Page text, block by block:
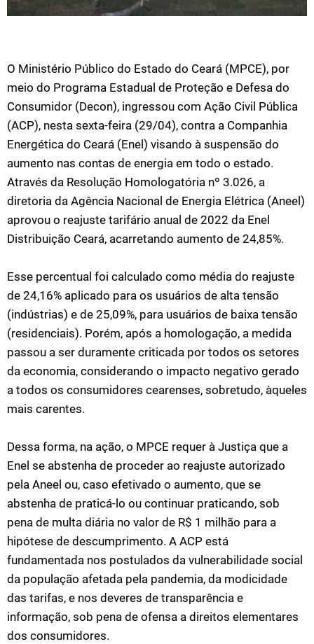
O Ministério Público do Estado do Ceará (MPCE), por
meio do Programa Estadual de Proteção e Defesa do
Consumidor (Decon), ingressou com Ação Civil Pública
(ACP), nesta sexta-feira (29/04), contra a Companhia
Energética do Ceará (Enel) visando à suspensão do
aumento nas contas de energia em todo o estado.
Através da Resolução Homologatória nº 3.026, a
diretoria da Agência Nacional de Energia Elétrica (Aneel)
aprovou o reajuste tarifário anual de 2022 da Enel
Distribuição Ceará, acarretando aumento de 24,85%.
Esse percentual foi calculado como média do reajuste
de 24,16% aplicado para os usuários de alta tensão
(indústrias) e de 25,09%, para usuários de baixa tensão
(residenciais). Porém, após a homologação, a medida
passou a ser duramente criticada por todos os setores
da economia, considerando o impacto negativo gerado
a todos os consumidores cearenses, sobretudo, àqueles
mais carentes.
Dessa forma, na ação, o MPCE requer à Justiça que a
Enel se abstenha de proceder ao reajuste autorizado
pela Aneel ou, caso efetivado o aumento, que se
abstenha de praticá-lo ou continuar praticando, sob
pena de multa diária no valor de R$ 1 milhão para a
hipótese de descumprimento. A ACP está
fundamentada nos postulados da vulnerabilidade social
da população afetada pela pandemia, da modicidade
das tarifas, e nos deveres de transparência e
informação, sob pena de ofensa a direitos elementares
dos consumidores.